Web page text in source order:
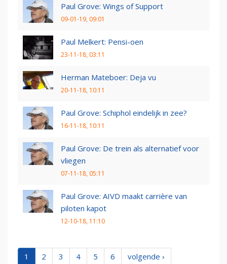
Paul Grove: Wings of Support
09-01-19, 09:01
Paul Melkert: Pensi-oen
23-11-18, 03:11
Herman Mateboer: Deja vu
20-11-18, 10:11
Paul Grove: Schiphol eindelijk in zee?
16-11-18, 10:11
Paul Grove: De trein als alternatief voor
vliegen
07-11-18, 05:11
Paul Grove: AIVD maakt carrière van
piloten kapot
12-10-18, 11:10
1 2 3 4 5 6
volgende ›